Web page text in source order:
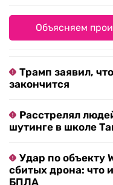
Объясняем
Трамп заявил,
закончится
Расстрелял
шутинге в школе
Удар по объекту
сбитых дрона: что
БПЛА